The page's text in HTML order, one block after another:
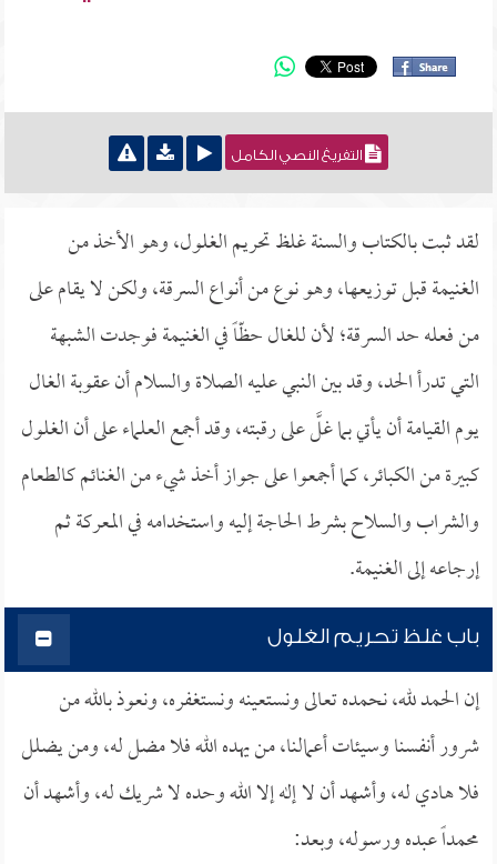
التفريغ النصي الكامل
لقد ثبت بالكتاب والسنة غلظ تحريم الغلول، وهو الأخذ من
الغنيمة قبل توزيعها، وهو نوع من أنواع السرقة، ولكن لا يقام على
من فعله حد السرقة؛ لأن للغال حظّاً في الغنيمة فوجدت الشبهة
التي تدرأ الحد، وقد بين النبي عليه الصلاة والسلام أن عقوبة الغال
يوم القيامة أن يأتي بما غلَّ على رقبته، وقد أجمع العلماء على أن الغلول
كبيرة من الكبائر، كما أجمعوا على جواز أخذ شيء من الغنائم كالطعام
والشراب والسلاح بشرط الحاجة إليه واستخدامه في المعركة ثم
إرجاعه إلى الغنيمة.
باب غلظ تحريم الغلول
إن الحمد لله، نحمده تعالى ونستعينه ونستغفره، ونعوذ بالله من
شرور أنفسنا وسيئات أعمالنا، من يهده الله فلا مضل له، ومن يضلل
فلا هادي له، وأشهد أن لا إله إلا الله وحده لا شريك له، وأشهد أن
محمداً عبده ورسوله، وبعد: